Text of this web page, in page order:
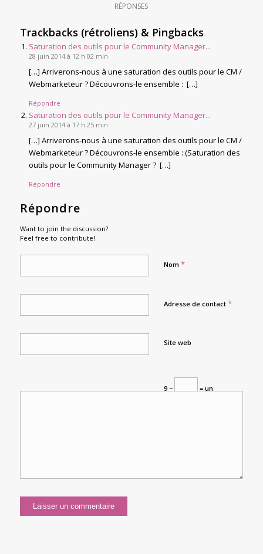
RÉPONSES
Trackbacks (rétroliens) & Pingbacks
Saturation des outils pour le Community Manager...
28 juin 2014 à 12 h 02 min
[…] Arriverons-nous à une saturation des outils pour le CM /
Webmarketeur ? Découvrons-le ensemble : […]
Répondre
Saturation des outils pour le Community Manager...
27 juin 2014 à 17 h 25 min
[…] Arriverons-nous à une saturation des outils pour le CM /
Webmarketeur ? Découvrons-le ensemble : (Saturation des
outils pour le Community Manager ? […]
Répondre
Répondre
Want to join the discussion?
Feel free to contribute!
Nom *
Adresse de contact *
Site web
9 − = un